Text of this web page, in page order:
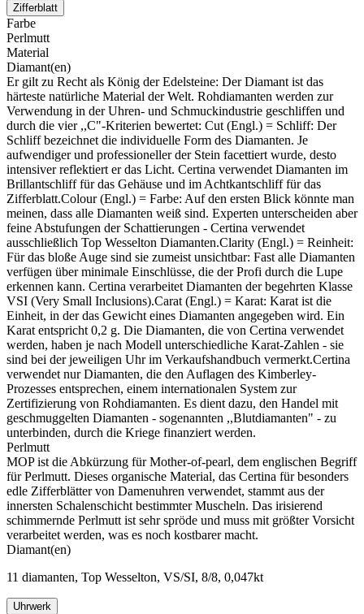
Zifferblatt
Farbe
Perlmutt
Material
Diamant(en)
Er gilt zu Recht als König der Edelsteine: Der Diamant ist das
härteste natürliche Material der Welt. Rohdiamanten werden zur
Verwendung in der Uhren- und Schmuckindustrie geschliffen und
durch die vier ,,C"-Kriterien bewertet: Cut (Engl.) = Schliff: Der
Schliff bezeichnet die individuelle Form des Diamanten. Je
aufwendiger und professioneller der Stein facettiert wurde, desto
intensiver reflektiert er das Licht. Certina verwendet Diamanten im
Brillantschliff für das Gehäuse und im Achtkantschliff für das
Zifferblatt.Colour (Engl.) = Farbe: Auf den ersten Blick könnte man
meinen, dass alle Diamanten weiß sind. Experten unterscheiden aber
feine Abstufungen der Schattierungen - Certina verwendet
ausschließlich Top Wesselton Diamanten.Clarity (Engl.) = Reinheit:
Für das bloße Auge sind sie zumeist unsichtbar: Fast alle Diamanten
verfügen über minimale Einschlüsse, die der Profi durch die Lupe
erkennen kann. Certina verarbeitet Diamanten der begehrten Klasse
VSI (Very Small Inclusions).Carat (Engl.) = Karat: Karat ist die
Einheit, in der das Gewicht eines Diamanten angegeben wird. Ein
Karat entspricht 0,2 g. Die Diamanten, die von Certina verwendet
werden, haben je nach Modell unterschiedliche Karat-Zahlen - sie
sind bei der jeweiligen Uhr im Verkaufshandbuch vermerkt.Certina
verwendet nur Diamanten, die den Auflagen des Kimberley-
Prozesses entsprechen, einem internationalen System zur
Zertifizierung von Rohdiamanten. Es dient dazu, den Handel mit
geschmuggelten Diamanten - sogenannten ,,Blutdiamanten" - zu
unterbinden, durch die Kriege finanziert werden.
Perlmutt
MOP ist die Abkürzung für Mother-of-pearl, dem englischen Begriff
für Perlmutt. Dieses organische Material, das Certina für besonders
edle Zifferblätter von Damenuhren verwendet, stammt aus der
innersten Schalenschicht bestimmter Muscheln. Das irisierend
schimmernde Perlmutt ist sehr spröde und muss mit größter Vorsicht
verarbeitet werden, was es noch kostbarer macht.
Diamant(en)
11 diamanten, Top Wesselton, VS/SI, 8/8, 0,047kt
Uhrwerk